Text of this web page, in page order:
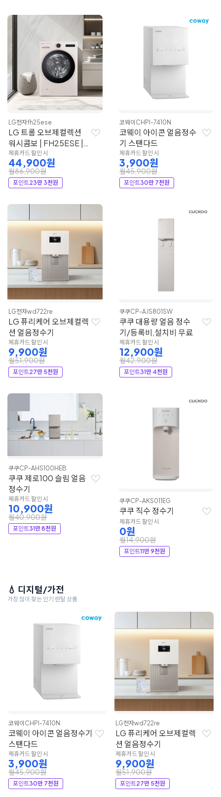
LG전자fh25ese
LG 트롬 오브제컬렉션
워시콤보 | FH25ESE |
LG전자
제휴카드 할인 시
44,900원
월86,900원
포인트23만 3천원
코웨이 CHPI-7410N
코웨이 아이콘 얼음정수
기 스탠다드
제휴카드 할인 시
3,900원
월45,900원
포인트30만 7천원
LG전자wd722re
LG 퓨리케어 오브제컬렉
션 얼음정수기
제휴카드 할인 시
9,900원
월51,900원
포인트27만 5천원
쿠쿠CP-AJS801SW
쿠쿠 대용량 얼음 정수
기/등록비,설치비 무료
제휴카드 할인 시
12,900원
월42,900원
포인트31만 4천원
쿠쿠CP-AHS100HEB
쿠쿠 제로100 슬림 얼음
정수기
제휴카드 할인 시
10,900원
월40,900원
포인트31만 8천원
쿠쿠CP-AKS011EG
쿠쿠 직수 정수기
제휴카드 할인 시
0원
월14,900원
포인트11만 9천원
💧 디지털/가전
가장 많이 찾는 인기 렌탈 상품
코웨이 CHPI-7410N
코웨이 아이콘 얼음정수기
스탠다드
제휴카드 할인 시
3,900원
월45,900원
포인트30만 7천원
LG전자wd722re
LG 퓨리케어 오브제컬렉
션 얼음정수기
제휴카드 할인 시
9,900원
월51,900원
포인트27만 5천원